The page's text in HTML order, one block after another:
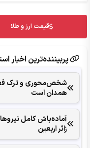
قیمت ارز و طلا
پربیننده‌ترین اخبار
شخص‌محوری و ترک
همدان است
آماده‌باش کامل
زائر اربعین